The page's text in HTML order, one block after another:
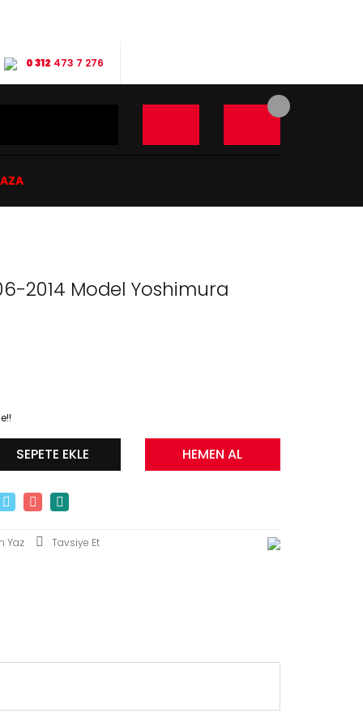
0 312 473 7 276
2014 Model Yoshimura
SEPETE EKLE HEMEN AL
Yaz Tavsiye Et